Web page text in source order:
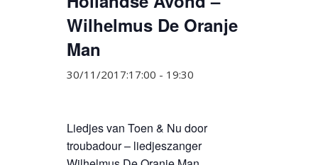
Wilhelmus De Oranje
Man
30/11/2017:17:00 - 19:30
Liedjes van Toen & Nu door
troubadour – liedjeszanger